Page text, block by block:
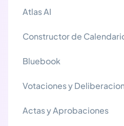
Atlas AI
Constructor de
Bluebook
Votaciones y
Actas y Aprobaciones